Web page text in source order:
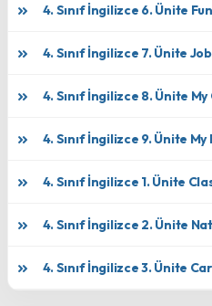
4. Sınıf İngilizce 6. Ünite
4. Sınıf İngilizce 7. Ünite
4. Sınıf İngilizce 8. Ünite
4. Sınıf İngilizce 9. Ünite
4. Sınıf İngilizce 1. Ünite
4. Sınıf İngilizce 2. Ünite
4. Sınıf İngilizce 3. Ünite